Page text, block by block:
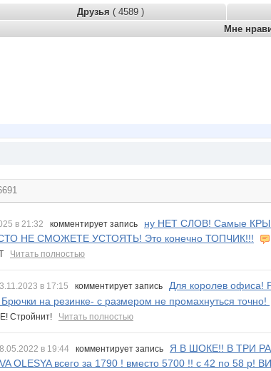
Друзья ( 4589 )
Мне
в 21:32 комментирует запись ну НЕТ СЛОВ! Самые
НЕ СМОЖЕТЕ УСТОЯТЬ! Это конечно ТОПЧИК!!!
Читать полностью
в 17:15 комментирует запись Для королев офиса!
на резинке- с размером не промахнуться точно!
Стройнит! Читать полностью
в 19:44 комментирует запись Я В ШОКЕ!! В ТРИ
OLESYA всего за 1790 ! вместо 5700 !! с 42 по 58 р!